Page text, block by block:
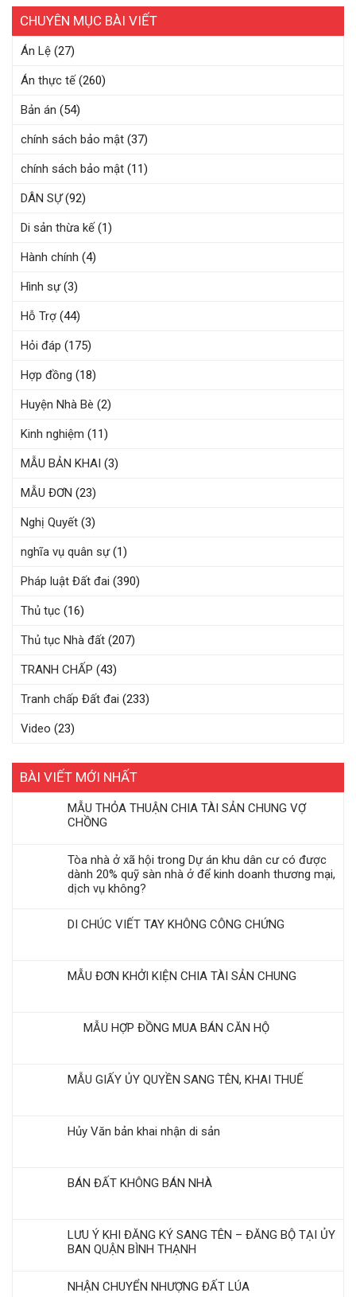
CHUYÊN MỤC BÀI VIẾT
Án Lệ (27)
Án thực tế(260)
Bản án (54)
chính sách bảo mật (37)
chính sách bảo mật (11)
DÂN SỰ(92)
Di sản thừa kế(1)
Hành chính (4)
Hình sự(3)
Hỗ Trợ (44)
Hỏi đáp (175)
Hợp đồng (18)
Huyện Nhà Bè (2)
Kinh nghiệm (11)
MẪU BẢN KHAI (3)
MẪU ĐƠN (23)
Nghị Quyết (3)
nghĩa vụ quân sự(1)
Pháp luật Đất đai (390)
Thủ tục (16)
Thủ tục Nhà đất (207)
TRANH CHẤP (43)
Tranh chấp Đất đai (233)
Video (23)
BÀI VIẾT MỚI NHẤT
MẪU THỎA THUẬN CHIA TÀI SẢN CHUNG VỢ
CHỒNG
Tòa nhà ở xã hội trong Dự án khu dân cư có được
dành 20% quỹ sàn nhà ở để kinh doanh thương mại,
dịch vụ không?
DI CHÚC VIẾT TAY KHÔNG CÔNG CHỨNG
MẪU ĐƠN KHỞI KIỆN CHIA TÀI SẢN CHUNG
MẪU HỢP ĐỒNG MUA BÁN CĂN HỘ
MẪU GIẤY ỦY QUYỀN SANG TÊN, KHAI THUẾ
Hủy Văn bản khai nhận di sản
BÁN ĐẤT KHÔNG BÁN NHÀ
LƯU Ý KHI ĐĂNG KÝ SANG TÊN – ĐĂNG BỘ TẠI ỦY
BAN QUẬN BÌNH THẠNH
NHẬN CHUYỂN NHƯỢNG ĐẤT LÚA